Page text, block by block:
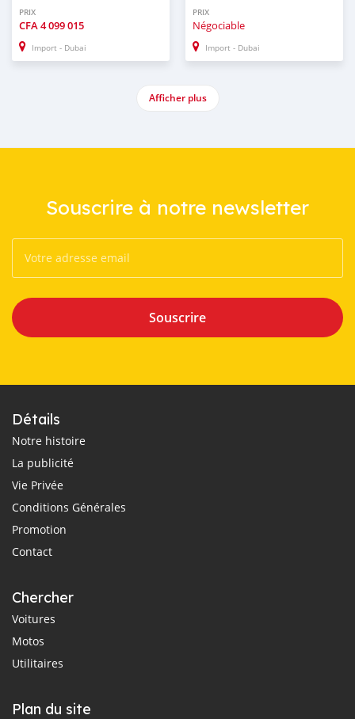
PRIX
CFA4 099 015
Import - Dubai
PRIX
Négociable
Import - Dubai
Afficher plus
Souscrire à notre newsletter
Souscrire
Détails
Notre histoire
La publicité
Vie Privée
Conditions Générales
Promotion
Contact
Chercher
Voitures
Motos
Utilitaires
Plan du site